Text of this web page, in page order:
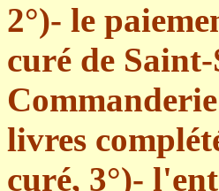
2°)- le
curé de
livres
curé, 3°)-